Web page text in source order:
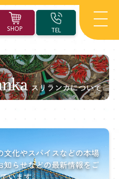
SHOP TEL
文化やスパイスなどの本場
らせなどの最新情報をご
います。